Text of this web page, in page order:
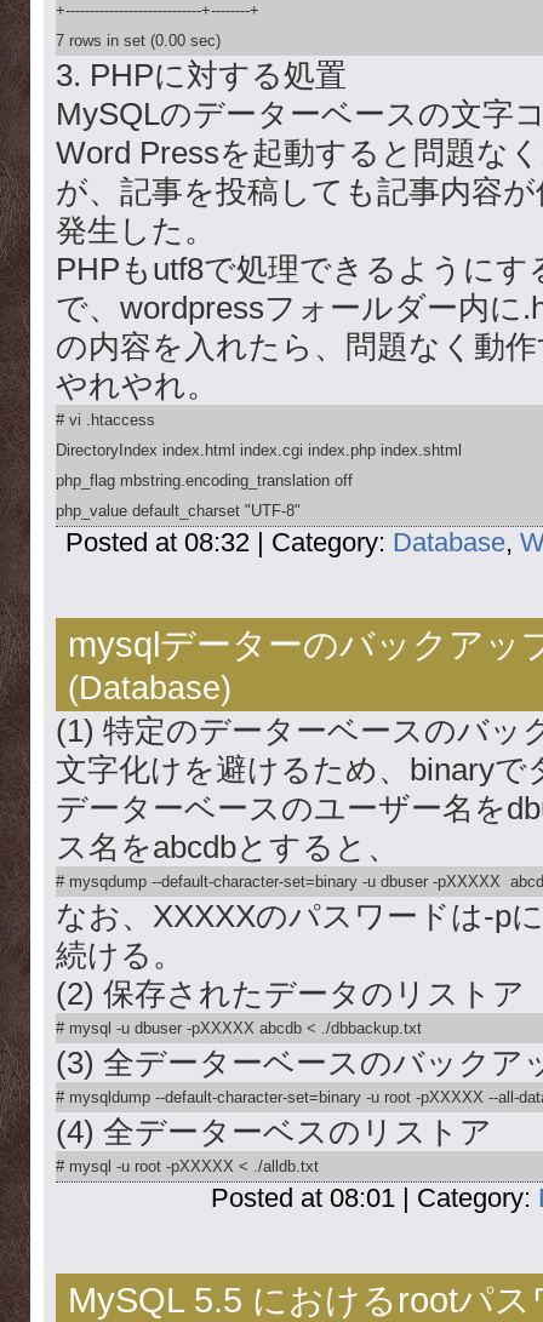
+----------------------------+--------+
7 rows in set (0.00 sec)
3. PHPに対する処置
MySQLのデーターベースの文字
Word Pressを起動すると問題な
が、記事を投稿しても記事内容
発生した。
PHPもutf8で処理できるように
で、wordpressフォールダー内に
の内容を入れたら、問題なく動
やれやれ。
# vi .htaccess
DirectoryIndex index.html index.cgi index.php index.shtml
php_flag mbstring.encoding_translation off
php_value default_charset "UTF-8"
Posted at 08:32 | Category: Database,
mysqlデーターのバックアッ
(Database)
(1) 特定のデーターベースのバッ
文字化けを避けるため、binaryで
データーベースのユーザー名を
ス名をabcdbとすると、
# mysqdump --default-character-set=binary -u dbuser -pXXXXX
なお、XXXXXのパスワードは-p
続ける。
(2) 保存されたデータのリストア
# mysql -u dbuser -pXXXXX abcdb < ./dbbackup.txt
(3) 全データーベースのバックア
# mysqldump --default-character-set=binary -u root -pXXXXX --all-
(4) 全データーベスのリストア
# mysql -u root -pXXXXX < ./alldb.txt
Posted at 08:01 | Category:
MySQL 5.5 におけるrootパス